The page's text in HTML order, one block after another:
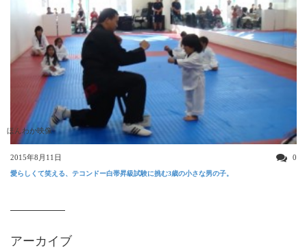
ほんわか映像
2015年8月11日 0
愛らしくて笑える、テコンドー白帯昇級試験に挑む3歳の小さな男の子。
アーカイブ